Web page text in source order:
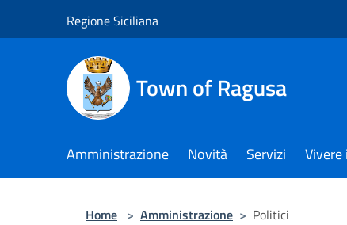
Regione Siciliana
Town of Ragusa
Amministrazione Novità Servizi Vivere
Home > Amministrazione > Politici